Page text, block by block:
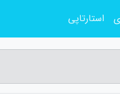
استارتاپی